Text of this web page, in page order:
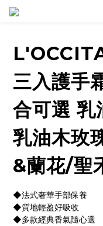
三入護手
合可選
乳油木玫
&蘭花/聖
◆法式奢華手部保養
◆質地輕盈好吸收
◆多款經典香氣隨心選